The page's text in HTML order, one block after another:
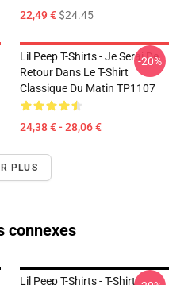
22,49 €$24.45
Lil Peep T-Shirts - Je Serai De
Retour Dans Le T-Shirt
Classique Du Matin TP1107
24,38 € - 28,06 €
-20%
PLUS
connexes
Lil Peep T-Shirts - T-Shirt